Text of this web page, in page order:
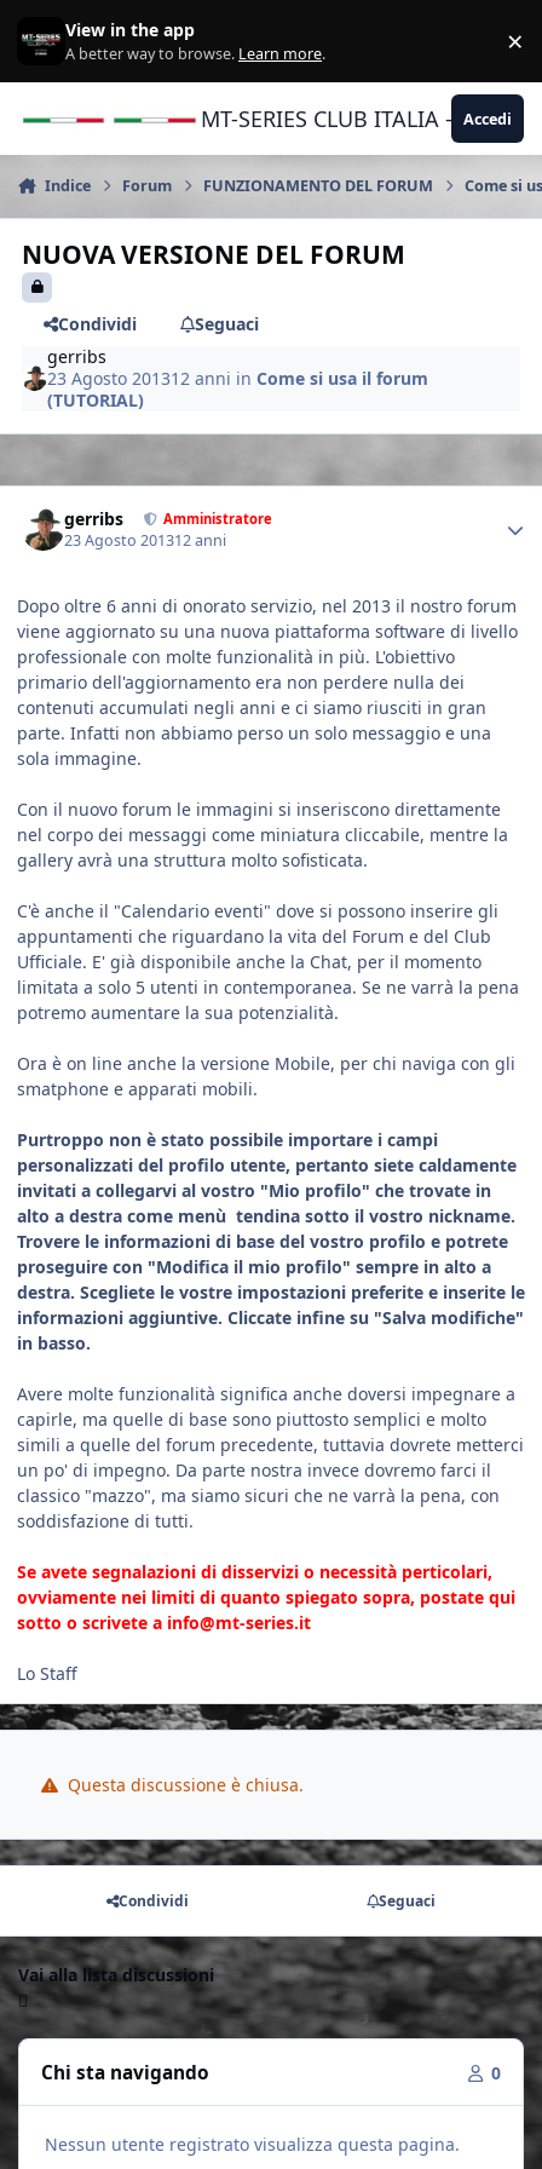
View in the app
A better way to browse. Learn more. ×
MT-SERIES CLUB ITALIA -Accedi
Indice Forum FUNZIONAMENTO DEL FORUM Come si
NUOVA VERSIONE DEL FORUM
Condividi
Seguaci
gerribs
23 Agosto 201312 anni inCome si usa il forum
(TUTORIAL)
gerribs Amministratore
23 Agosto 201312 anni
Dopo oltre 6 anni di onorato servizio, nel 2013 il nostro forum
viene aggiornato su una nuova piattaforma software di livello
professionale con molte funzionalità in più. L'obiettivo
primario dell'aggiornamento era non perdere nulla dei
contenuti accumulati negli anni e ci siamo riusciti in gran
parte. Infatti non abbiamo perso un solo messaggio e una
sola immagine.
Con il nuovo forum le immagini si inseriscono direttamente
nel corpo dei messaggi come miniatura cliccabile, mentre la
gallery avrà una struttura molto sofisticata.
C'è anche il "Calendario eventi" dove si possono inserire gli
appuntamenti che riguardano la vita del Forum e del Club
Ufficiale. E' già disponibile anche la Chat, per il momento
limitata a solo 5 utenti in contemporanea. Se ne varrà la pena
potremo aumentare la sua potenzialità.
Ora è on line anche la versione Mobile, per chi naviga con gli
smatphone e apparati mobili.
Purtroppo non è stato possibile importare i campi
personalizzati del profilo utente, pertanto siete caldamente
invitati a collegarvi al vostro "Mio profilo" che trovate in
alto a destra come menù tendina sotto il vostro nickname.
Trovere le informazioni di base del vostro profilo e potrete
proseguire con "Modifica il mio profilo" sempre in alto a
destra. Scegliete le vostre impostazioni preferite e inserite le
informazioni aggiuntive. Cliccate infine su "Salva modifiche"
in basso.
Avere molte funzionalità significa anche doversi impegnare a
capirle, ma quelle di base sono piuttosto semplici e molto
simili a quelle del forum precedente, tuttavia dovrete metterci
un po' di impegno. Da parte nostra invece dovremo farci il
classico "mazzo", ma siamo sicuri che ne varrà la pena, con
soddisfazione di tutti.
Se avete segnalazioni di disservizi o necessità perticolari,
ovviamente nei limiti di quanto spiegato sopra, postate qui
sotto o scrivete a info@mt-series.it
Lo Staff
Questa discussione è chiusa.
Condividi Seguaci
Vai alla lista discussioni
Chi sta navigando 0
Nessun utente registrato visualizza questa pagina.